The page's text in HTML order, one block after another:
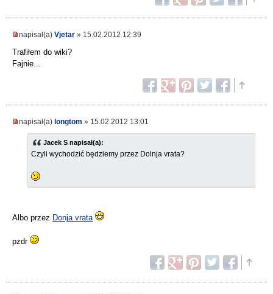
napisał(a) Vjetar » 15.02.2012 12:39
Trafiłem do wiki?
Fajnie...
napisał(a) longtom » 15.02.2012 13:01
Jacek S napisał(a):
Czyli wychodzić będziemy przez Dolnja vrata?
Albo przez Donja vrata
pzdr